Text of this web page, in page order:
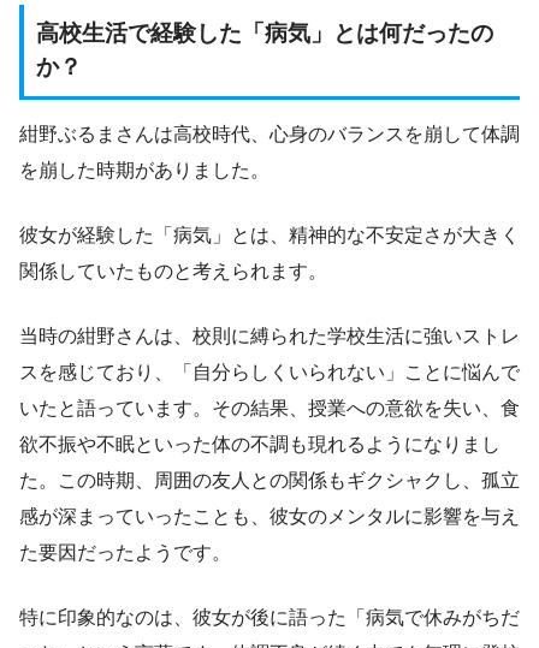
高校生活で経験した「病気」とは何だったの
か？
紺野ぶるまさんは高校時代、心身のバランスを崩して体調
を崩した時期がありました。
彼女が経験した「病気」とは、精神的な不安定さが大きく
関係していたものと考えられます。
当時の紺野さんは、校則に縛られた学校生活に強いストレ
スを感じており、「自分らしくいられない」ことに悩んで
いたと語っています。その結果、授業への意欲を失い、食
欲不振や不眠といった体の不調も現れるようになりまし
た。この時期、周囲の友人との関係もギクシャクし、孤立
感が深まっていったことも、彼女のメンタルに影響を与え
た要因だったようです。
特に印象的なのは、彼女が後に語った「病気で休みがちだ